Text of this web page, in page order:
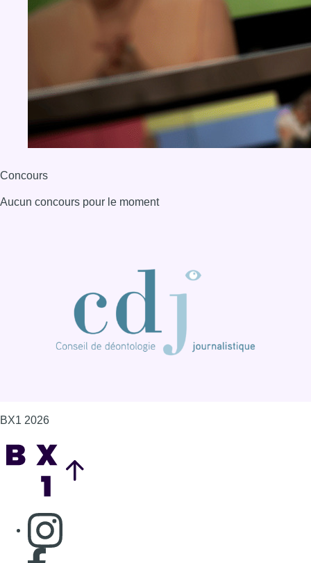
Concours
Aucun concours pour le moment
BX1 2026
Consulter page Instagram
Consulter page Facebook